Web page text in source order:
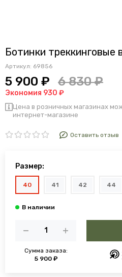
Ботинки треккинговые
Артикул: 69856
5 900 ₽ 6 830 ₽
Экономия 930 ₽
Цена в розничных магазинах
интернет-магазине
Оставить отзыв
Размер:
40 41 42 44
Сумма заказа:
5 900 ₽